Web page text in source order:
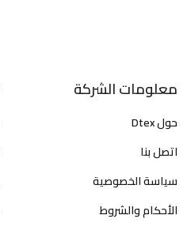
معلومات الشركة
حول Dtex
اتصل بنا
سياسة الخصوصية
الأحكام والشروط